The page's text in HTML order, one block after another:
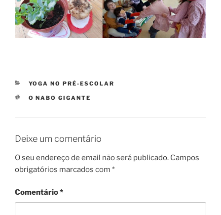
CATEGORIAS
YOGA NO PRÉ-ESCOLAR
ETIQUETAS
O NABO GIGANTE
Deixe um comentário
O seu endereço de email não será publicado. Campos
obrigatórios marcados com *
Comentário*